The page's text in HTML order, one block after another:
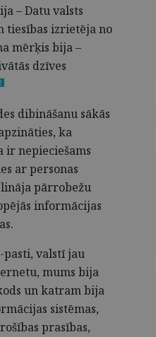
– Datu valsts
tiesības izrietēja no
mērķis bija –
dzīves
dibināšanu sākās
ka
ir nepieciešams
ar personas
pārrobežu
informācijas
pasti, valstī jau
mums bija
un katram bija
sistēmas,
prasības,